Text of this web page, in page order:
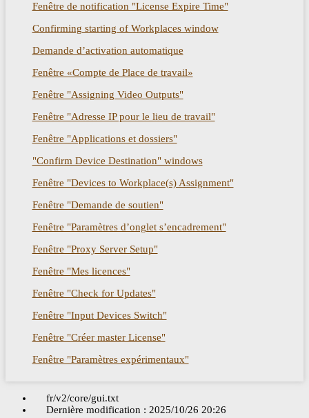
Fenêtre de notification "License Expire Time"
Confirming starting of Workplaces window
Demande d’activation automatique
Fenêtre «Compte de Place de travail»
Fenêtre "Assigning Video Outputs"
Fenêtre "Adresse IP pour le lieu de travail"
Fenêtre "Applications et dossiers"
"Confirm Device Destination" windows
Fenêtre "Devices to Workplace(s) Assignment"
Fenêtre "Demande de soutien"
Fenêtre "Paramètres d’onglet s’encadrement"
Fenêtre "Proxy Server Setup"
Fenêtre "Mes licences"
Fenêtre "Check for Updates"
Fenêtre "Input Devices Switch"
Fenêtre "Créer master License"
Fenêtre "Paramètres expérimentaux"
fr/v2/core/gui.txt
Dernière modification : 2025/10/26 20:26